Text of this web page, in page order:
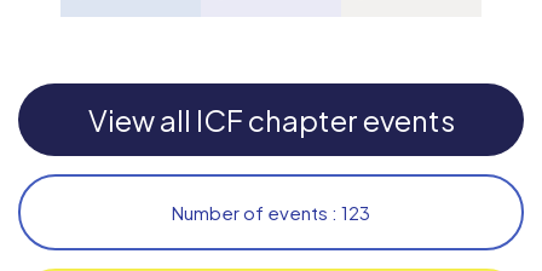
View all ICF chapter events
Number of events : 123